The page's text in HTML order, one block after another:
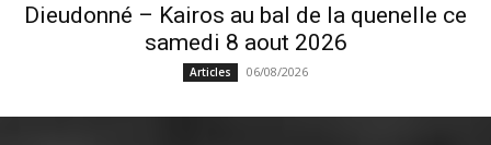
Dieudonné – Kairos au bal de la quenelle ce
samedi 8 aout 2026
Articles 06/08/2026